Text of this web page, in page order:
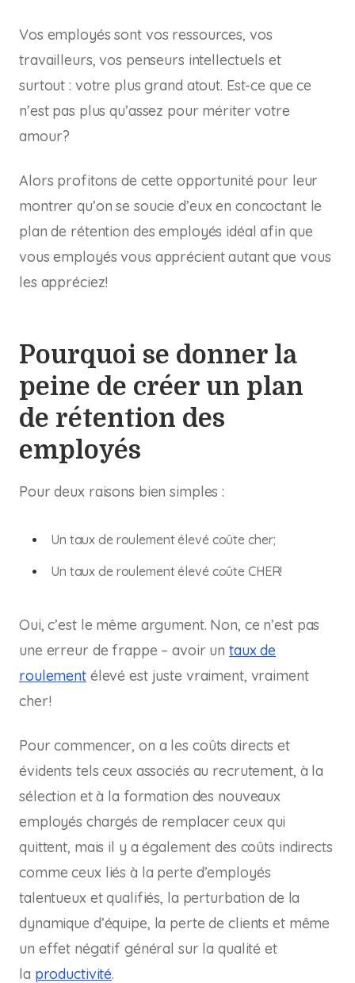
Vos employés sont vos ressources, vos
travailleurs, vos penseurs intellectuels et
surtout : votre plus grand atout. Est-ce que ce
n’est pas plus qu’assez pour mériter votre
amour?
Alors profitons de cette opportunité pour leur
montrer qu’on se soucie d’eux en concoctant le
plan de rétention des employés idéal afin que
vous employés vous apprécient autant que vous
les appréciez!
Pourquoi se donner la
peine de créer un plan
de rétention des
employés
Pour deux raisons bien simples :
Un taux de roulement élevé coûte cher;
Un taux de roulement élevé coûte CHER!
Oui, c’est le même argument. Non, ce n’est pas
une erreur de frappe – avoir un taux de
roulementélevé est juste vraiment, vraiment
cher!
Pour commencer, on a les coûts directs et
évidents tels ceux associés au recrutement, à la
sélection et à la formation des nouveaux
employés chargés de remplacer ceux qui
quittent, mais il y a également des coûts indirects
comme ceux liés à la perte d’employés
talentueux et qualifiés, la perturbation de la
dynamique d’équipe, la perte de clients et même
un effet négatif général sur la qualité et
la productivité.